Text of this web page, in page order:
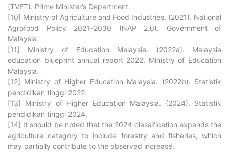
(TVET). Prime Minister’s Department.
[10] Ministry of Agriculture and Food Industries. (2021). National
Agrofood Policy 2021–2030 (NAP 2.0). Government of
Malaysia.
[11] Ministry of Education Malaysia. (2022a). Malaysia
education blueprint annual report 2022. Ministry of Education
Malaysia.
[12] Ministry of Higher Education Malaysia. (2022b). Statistik
pendidikan tinggi 2022.
[13] Ministry of Higher Education Malaysia. (2024). Statistik
pendidikan tinggi 2024.
[14] It should be noted that the 2024 classification expands the
agriculture category to include forestry and fisheries, which
may partially contribute to the observed increase.